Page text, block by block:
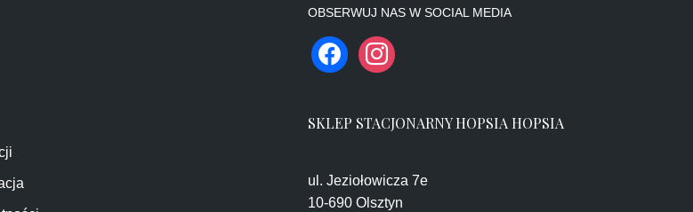
OBSERWUJ NAS W SOCIAL MEDIA
SKLEP STACJONARNY HOPSIA HOPSIA
ul. Jeziołowicza 7e
10-690 Olsztyn